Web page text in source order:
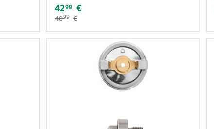
4299 €
4899 €